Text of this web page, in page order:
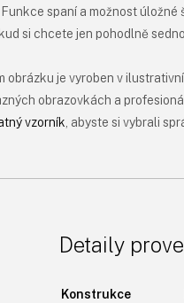
spaní a možnost úložné
si chcete jen pohodlně
obrázku je vyroben v
obrazovkách a
vzorník , abyste si vybrali
Detaily
Konstrukce